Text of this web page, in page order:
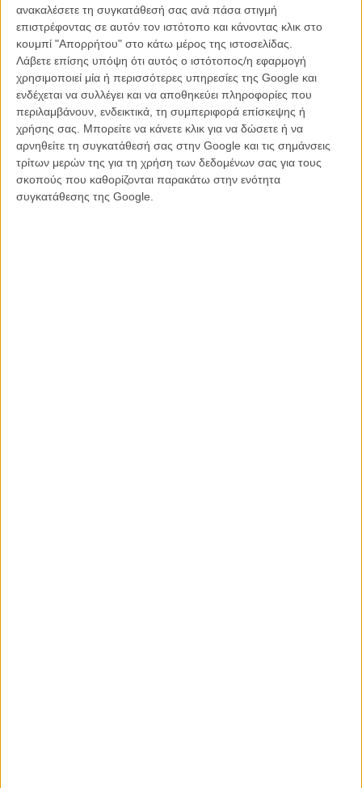
ανακαλέσετε τη συγκατάθεσή σας ανά πάσα στιγμή
επιστρέφοντας σε αυτόν τον ιστότοπο και κάνοντας κλικ στο
κουμπί "Απορρήτου" στο κάτω μέρος της ιστοσελίδας.
Λάβετε επίσης υπόψη ότι αυτός ο ιστότοπος/η εφαρμογή
χρησιμοποιεί μία ή περισσότερες υπηρεσίες της Google και
ενδέχεται να συλλέγει και να αποθηκεύει πληροφορίες που
περιλαμβάνουν, ενδεικτικά, τη συμπεριφορά επίσκεψης ή
χρήσης σας. Μπορείτε να κάνετε κλικ για να δώσετε ή να
αρνηθείτε τη συγκατάθεσή σας στην Google και τις σημάνσεις
τρίτων μερών της για τη χρήση των δεδομένων σας για τους
σκοπούς που καθορίζονται παρακάτω στην ενότητα
συγκατάθεσης της Google.